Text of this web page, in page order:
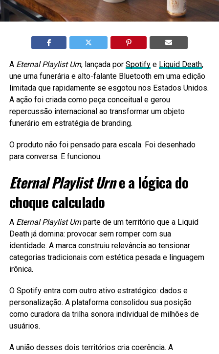
A Eternal Playlist Urn, lançada por Spotifye Liquid Death,
une urna funerária e alto-falante Bluetooth em uma edição
limitada que rapidamente se esgotou nos Estados Unidos.
A ação foi criada como peça conceitual e gerou
repercussão internacional ao transformar um objeto
funerário em estratégia de branding.
O produto não foi pensado para escala. Foi desenhado
para conversa. E funcionou.
Eternal Playlist Urne a lógica do
choque calculado
A Eternal Playlist Urnparte de um território que a Liquid
Death já domina: provocar sem romper com sua
identidade. A marca construiu relevância ao tensionar
categorias tradicionais com estética pesada e linguagem
irônica.
O Spotify entra com outro ativo estratégico: dados e
personalização. A plataforma consolidou sua posição
como curadora da trilha sonora individual de milhões de
usuários.
A união desses dois territórios cria coerência. A